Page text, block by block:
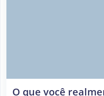
O que você